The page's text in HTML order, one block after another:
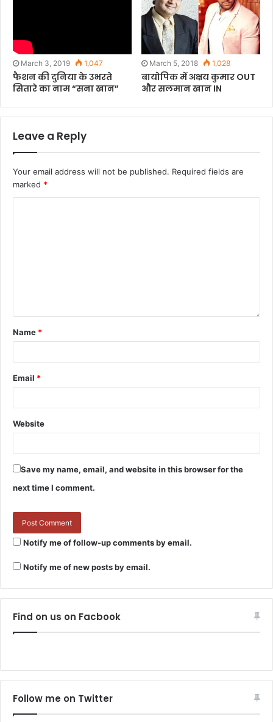
March 3, 2019 1,047
फैशन की दुनिया के उभरते
सितारे का नाम “सना खान”
March 5, 2018 1,028
बायोपिक में अक्षय कुमार OUT
और सलमान खान IN
Leave a Reply
Your email address will not be published. Required fields are
marked *
Name *
Email *
Website
Save my name, email, and website in this browser for the
next time I comment.
Notify me of follow-up comments by email.
Notify me of new posts by email.
Find on us on Facbook
Follow me on Twitter